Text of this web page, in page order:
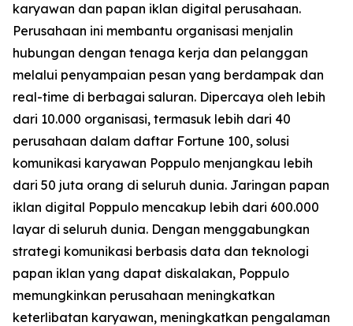
karyawan dan papan iklan digital perusahaan.
Perusahaan ini membantu organisasi menjalin
hubungan dengan tenaga kerja dan pelanggan
melalui penyampaian pesan yang berdampak dan
real-time di berbagai saluran. Dipercaya oleh lebih
dari 10.000 organisasi, termasuk lebih dari 40
perusahaan dalam daftar Fortune 100, solusi
komunikasi karyawan Poppulo menjangkau lebih
dari 50 juta orang di seluruh dunia. Jaringan papan
iklan digital Poppulo mencakup lebih dari 600.000
layar di seluruh dunia. Dengan menggabungkan
strategi komunikasi berbasis data dan teknologi
papan iklan yang dapat diskalakan, Poppulo
memungkinkan perusahaan meningkatkan
keterlibatan karyawan, meningkatkan pengalaman